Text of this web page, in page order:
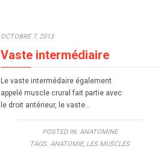
OCTOBRE 7, 2013
Vaste intermédiaire
Le vaste intermédaire également
appelé muscle crural fait partie avec
le droit antérieur, le vaste…
POSTED IN: ANATOMINE
TAGS: ANATOMIE, LES MUSCLES